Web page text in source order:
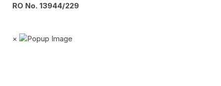
RO No. 13944/229
×